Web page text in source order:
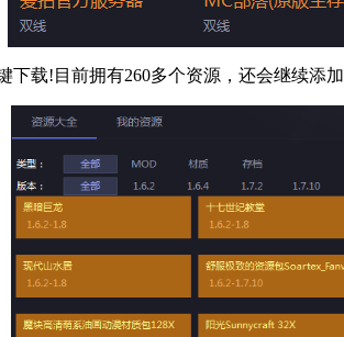
载!目前拥有260多个资源，还会继续添加